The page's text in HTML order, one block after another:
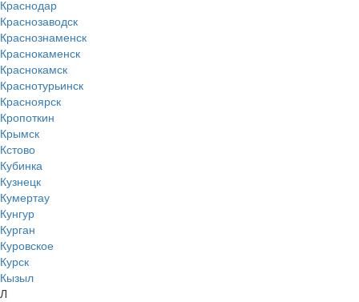
Краснодар
Краснозаводск
Краснознаменск
Краснокаменск
Краснокамск
Краснотурьинск
Красноярск
Кропоткин
Крымск
Кстово
Кубинка
Кузнецк
Кумертау
Кунгур
Курган
Куровское
Курск
Кызыл
Л